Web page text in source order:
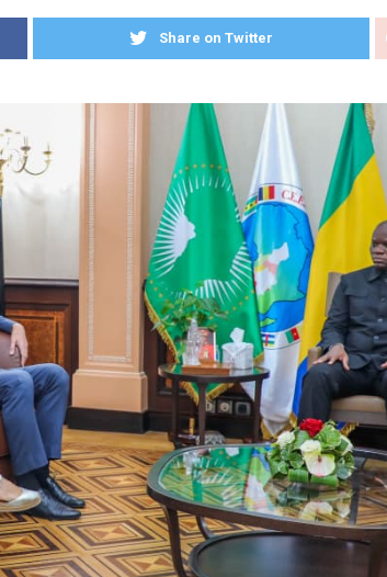
Share on Twitter